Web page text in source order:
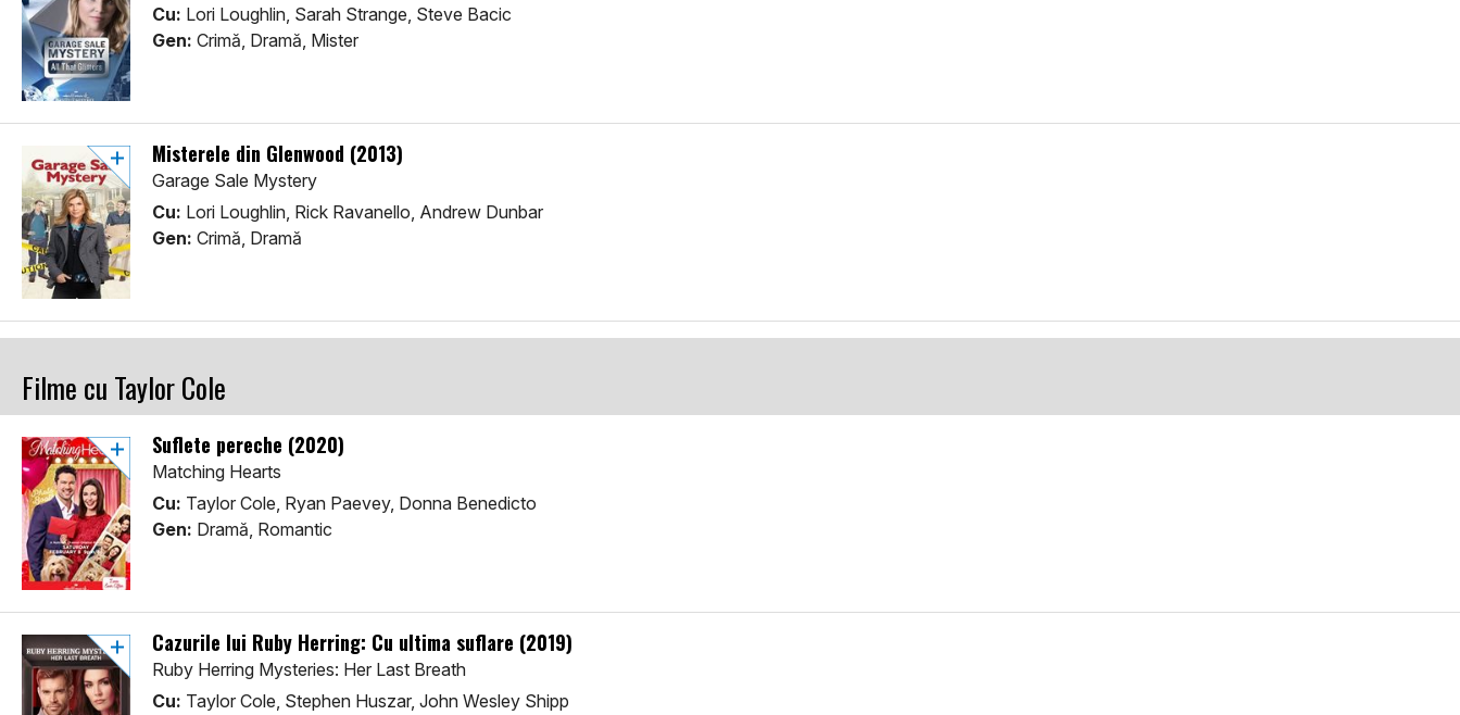
Cu: Lori Loughlin, Sarah Strange, Steve Bacic
Gen: Crimă, Dramă, Mister
Misterele din Glenwood (2013)
Garage Sale Mystery
Cu: Lori Loughlin, Rick Ravanello, Andrew Dunbar
Gen: Crimă, Dramă
Filme cu Taylor Cole
Suflete pereche (2020)
Matching Hearts
Cu: Taylor Cole, Ryan Paevey, Donna Benedicto
Gen: Dramă, Romantic
Cazurile lui Ruby Herring: Cu ultima suflare (2019)
Ruby Herring Mysteries: Her Last Breath
Cu: Taylor Cole, Stephen Huszar, John Wesley Shipp